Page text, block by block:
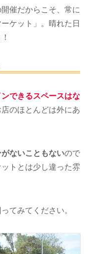
催だからこそ、常に
ケット」。晴れた日
できるスペースはな
のほとんどは外にあ
ないこともないので
トとは少し違った雰
てみてください。